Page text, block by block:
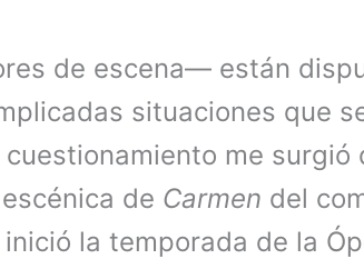
de escena— están
situaciones que
me surgió
de Carmen del
la temporada de la